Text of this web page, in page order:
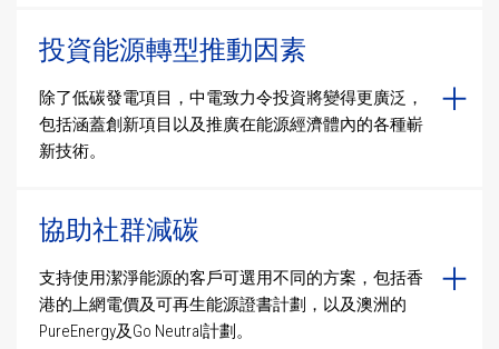
投資能源轉型推動因素
除了低碳發電項目，中電致力令投資將變得更廣泛，
包括涵蓋創新項目以及推廣在能源經濟體內的各種嶄
新技術。
協助社群減碳
支持使用潔淨能源的客戶可選用不同的方案，包括香
港的上網電價及可再生能源證書計劃，以及澳洲的
PureEnergy及Go Neutral計劃。